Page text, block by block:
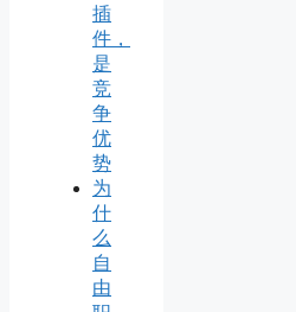
插
件，
是
竞
争
优
势
为
什
么
自
由